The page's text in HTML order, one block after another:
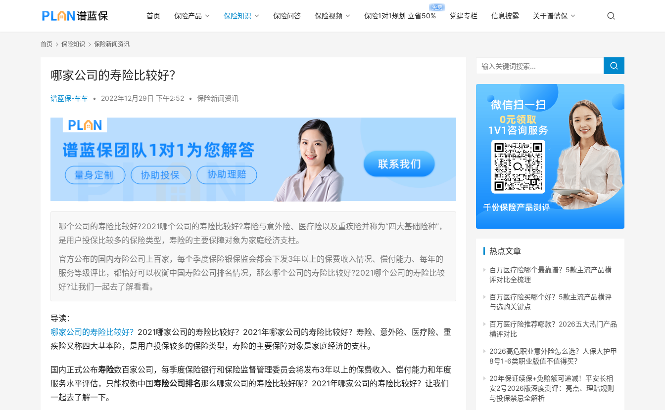
首页 保险产品 保险知识 保险问答 保险视频 保险1对1规划 立省50%
免费
党建专栏 信息披露 关于谱蓝保
首页 保险知识 保险新闻资讯
哪家公司的寿险比较好？
谱蓝保-车车 • 2022年12月29日 下午2:52 • 保险新闻资讯
哪个公司的寿险比较好?2021哪个公司的寿险比较好?寿险与意外险、医疗险以及重疾险并称为“四大基础险种”，
是用户投保比较多的保险类型，寿险的主要保障对象为家庭经济支柱。
官方公布的国内寿险公司上百家，每个季度保险银保监会都会下发3年以上的保费收入情况、偿付能力、每年的
服务等级评比，都恰好可以权衡中国寿险公司排名情况，那么哪个公司的寿险比较好?2021哪个公司的寿险比较
好?让我们一起去了解看看。
导读：
哪家公司的寿险比较好？ 2021哪家公司的寿险比较好？2021年哪家公司的寿险比较好？寿险、意外险、医疗险、重
疾险又称四大基本险，是用户投保较多的保险类型，寿险的主要保障对象是家庭经济的支柱。
国内正式公布寿险数百家公司，每季度保险银行和保险监督管理委员会将发布3年以上的保费收入、偿付能力和年度
服务水平评估，只能权衡中国寿险公司排名那么哪家公司的寿险比较好呢？2021年哪家公司的寿险比较好？让我们
一起去了解一下。
热点文章
百万医疗险哪个最靠谱？5款主流产品横
评对比全梳理
百万医疗险买哪个好？5款主流产品横评
与选购关键点
百万医疗险推荐哪款？2026五大热门产品
横评对比
2026高危职业意外险怎么选？人保大护甲
8号1-6类职业版值不值得买？
20年保证续保+免赔额可递减！平安长相
安2号2026版深度测评：亮点、理赔规则
与投保禁忌全解析